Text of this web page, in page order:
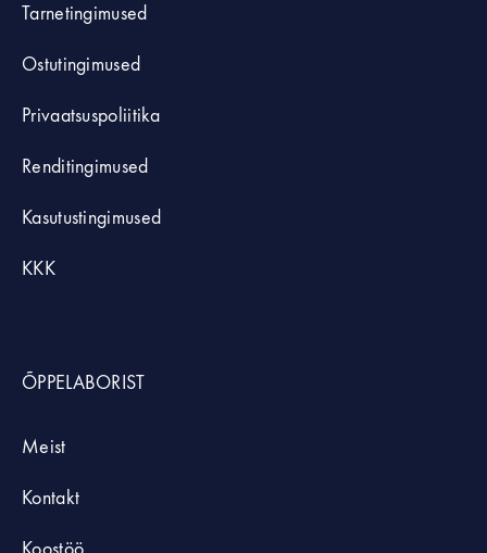
Tarnetingimused
Ostutingimused
Privaatsuspoliitika
Renditingimused
Kasutustingimused
KKK
ÕPPELABORIST
Meist
Kontakt